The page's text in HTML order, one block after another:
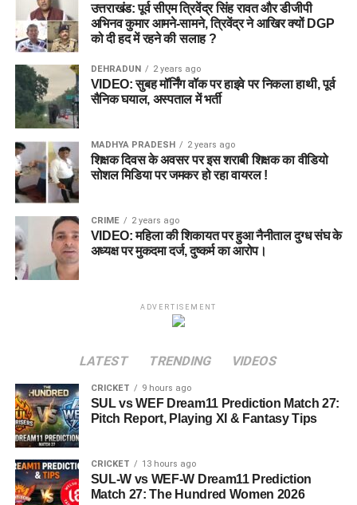
उत्तराखंड: पूर्व सीएम त्रिवेंद्र सिंह रावत और डीजीपी
अभिनव कुमार आमने-सामने, त्रिवेंद्र ने आखिर क्यों DGP
को दी हद में रहने की सलाह ?
DEHRADUN 2 years ago
VIDEO: सुबह मॉर्निंग वॉक पर हाइवे पर निकला हाथी, पूर्व
सैनिक घयाल, अस्पताल में भर्ती
MADHYA PRADESH 2 years ago
शिक्षक दिवस के अवसर पर इस शराबी शिक्षक का वीडियो
सोशल मिडिया पर जमकर हो रहा वायरल !
CRIME 2 years ago
VIDEO: महिला की शिकायत पर हुआ नैनीताल दुग्ध संघ के
अध्यक्ष पर मुकदमा दर्ज, दुष्कर्म का आरोप।
ADVERTISEMENT
LATEST TRENDING VIDEOS
CRICKET 9 hours ago
SUL vs WEF Dream11 Prediction Match 27:
Pitch Report, Playing XI & Fantasy Tips
CRICKET 13 hours ago
SUL-W vs WEF-W Dream11 Prediction
Match 27: The Hundred Women 2026